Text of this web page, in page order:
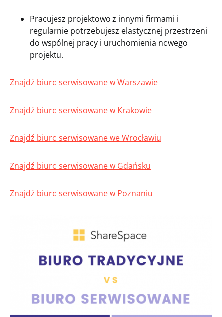
Pracujesz projektowo z innymi firmami i
regularnie potrzebujesz elastycznej przestrzeni
do wspólnej pracy i uruchomienia nowego
projektu.
Znajdź biuro serwisowane w Warszawie
Znajdź biuro serwisowane w Krakowie
Znajdź biuro serwisowane we Wrocławiu
Znajdź biuro serwisowane w Gdańsku
Znajdź biuro serwisowane w Poznaniu